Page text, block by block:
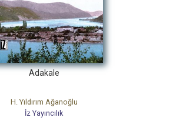
Adakale
H. Yıldırım Ağanoğlu
İz Yayıncılık